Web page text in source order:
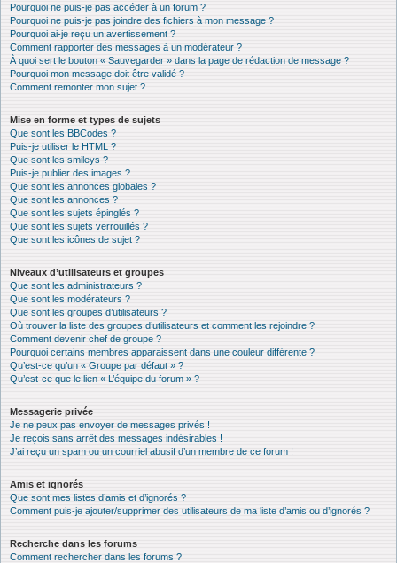
Pourquoi ne puis-je pas accéder à un forum ?
Pourquoi ne puis-je pas joindre des fichiers à mon message ?
Pourquoi ai-je reçu un avertissement ?
Comment rapporter des messages à un modérateur ?
À quoi sert le bouton « Sauvegarder » dans la page de rédaction de message ?
Pourquoi mon message doit être validé ?
Comment remonter mon sujet ?
Mise en forme et types de sujets
Que sont les BBCodes ?
Puis-je utiliser le HTML ?
Que sont les smileys ?
Puis-je publier des images ?
Que sont les annonces globales ?
Que sont les annonces ?
Que sont les sujets épinglés ?
Que sont les sujets verrouillés ?
Que sont les icônes de sujet ?
Niveaux d’utilisateurs et groupes
Que sont les administrateurs ?
Que sont les modérateurs ?
Que sont les groupes d’utilisateurs ?
Où trouver la liste des groupes d’utilisateurs et comment les rejoindre ?
Comment devenir chef de groupe ?
Pourquoi certains membres apparaissent dans une couleur différente ?
Qu’est-ce qu’un « Groupe par défaut » ?
Qu’est-ce que le lien « L’équipe du forum » ?
Messagerie privée
Je ne peux pas envoyer de messages privés !
Je reçois sans arrêt des messages indésirables !
J’ai reçu un spam ou un courriel abusif d’un membre de ce forum !
Amis et ignorés
Que sont mes listes d’amis et d’ignorés ?
Comment puis-je ajouter/supprimer des utilisateurs de ma liste d’amis ou d’ignorés ?
Recherche dans les forums
Comment rechercher dans les forums ?